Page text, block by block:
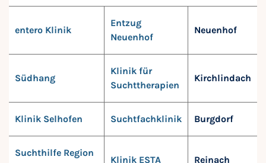
entero Klinik
Entzug
Neuenhof
Neuenhof
Südhang
Klinik für
Suchttherapien
Kirchlindach
Klinik Selhofen Suchtfachklinik Burgdorf
Suchthilfe Region
Klinik ESTA Reinach